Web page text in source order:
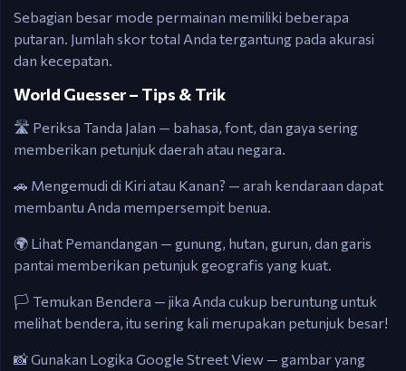
Sebagian besar mode permainan memiliki beberapa
putaran. Jumlah skor total Anda tergantung pada akurasi
dan kecepatan.
World Guesser – Tips & Trik
🛣️ Periksa Tanda Jalan — bahasa, font, dan gaya sering
memberikan petunjuk daerah atau negara.
🚗 Mengemudi di Kiri atau Kanan? — arah kendaraan dapat
membantu Anda mempersempit benua.
🌍 Lihat Pemandangan — gunung, hutan, gurun, dan garis
pantai memberikan petunjuk geografis yang kuat.
🏳️ Temukan Bendera — jika Anda cukup beruntung untuk
melihat bendera, itu sering kali merupakan petunjuk besar!
📸 Gunakan Logika Google Street View — gambar yang